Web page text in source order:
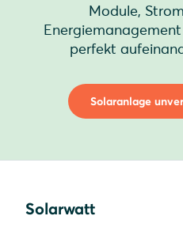
Module,
perfekt
Solaranlage
Solarwatt